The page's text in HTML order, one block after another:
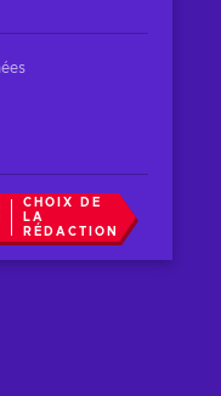
CHOIX DE
LA
RÉDACTION